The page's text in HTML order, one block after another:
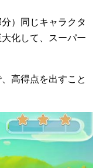
）同じキャラクタ
化して、スーパー
高得点を出すこと